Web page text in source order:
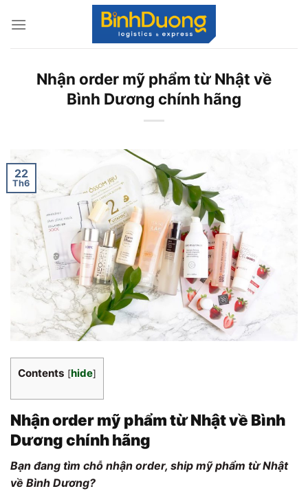
Nhận order mỹ phẩm từ Nhật về
Bình Dương chính hãng
22
Th6
Contents [hide]
Nhận order mỹ phẩm từ Nhật về Bình
Dương chính hãng
Bạn đang tìm chỗ nhận order, ship mỹ phẩm từ Nhật
về Bình Dương?